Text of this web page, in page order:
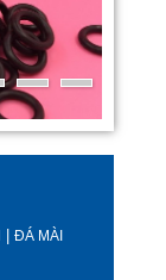
ĐÁ MÀI